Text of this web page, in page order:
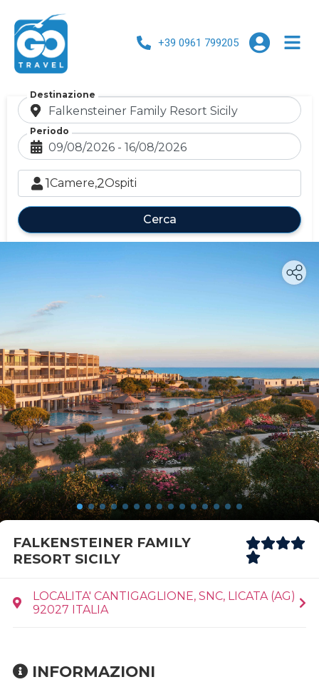
+39 0961 799205
Destinazione
Periodo
1Camere,2Ospiti
Cerca
FALKENSTEINER FAMILY
RESORT SICILY
LOCALITA' CANTIGAGLIONE, SNC, LICATA (AG)
92027 ITALIA
INFORMAZIONI